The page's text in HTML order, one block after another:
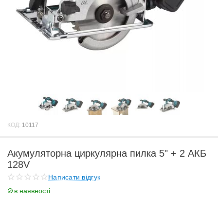
КОД: 10117
Акумуляторна циркулярна пилка 5" + 2 АКБ
128V
Написати відгук
в наявності